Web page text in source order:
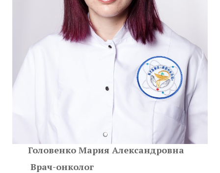
Головенко Мария Александровна
Врач-онколог